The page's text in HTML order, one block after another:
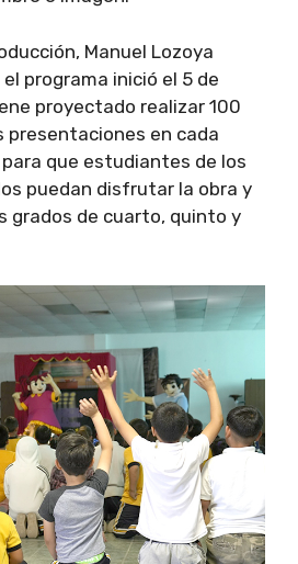
Manuel Lozoya
programa inició el 5 de
proyectado realizar 100
presentaciones en cada
que estudiantes de los
puedan disfrutar la obra y
grados de cuarto, quinto y